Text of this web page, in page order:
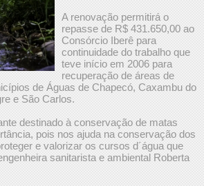
A renovação permitirá o
repasse de R$ 431.650,00 ao
Consórcio Iberê para
continuidade do trabalho que
teve início em 2006 para
recuperação de áreas de
de Águas de Chapecó, Caxambu do
e São Carlos.
destinado à conservação de matas
pois nos ajuda na conservação dos
e valorizar os cursos d´água que
sanitarista e ambiental Roberta